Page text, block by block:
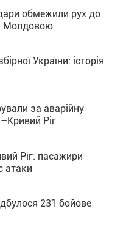
обмежили рух до
Молдовою
України: історія
за аварійну
Ріг
Ріг: пасажири
атаки
231 бойове